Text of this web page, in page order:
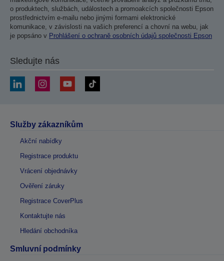
o produktech, službách, událostech a promoakcích společnosti Epson
prostřednictvím e-mailu nebo jinými formami elektronické
komunikace, v závislosti na vašich preferencí a chovní na webu, jak
je popsáno v Prohlášení o ochraně osobních údajů společnosti Epson
Sledujte nás
Služby zákazníkům
Akční nabídky
Registrace produktu
Vrácení objednávky
Ověření záruky
Registrace CoverPlus
Kontaktujte nás
Hledání obchodníka
Smluvní podmínky